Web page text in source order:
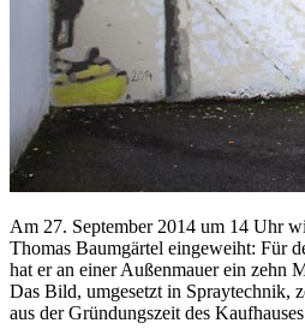
Am 27. September 2014 um 14 Uhr
Thomas Baumgärtel eingeweiht: Für
hat er an einer Außenmauer ein zehn
Das Bild, umgesetzt in Spraytechnik,
aus der Gründungszeit des